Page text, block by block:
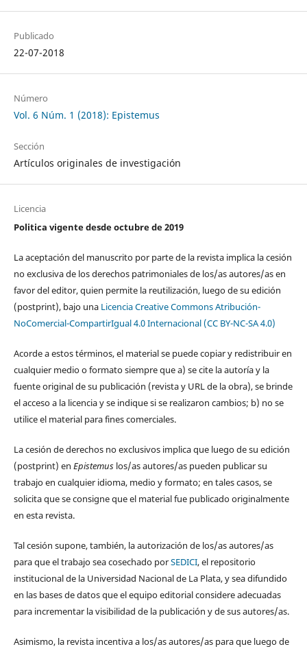
Publicado
22-07-2018
Número
Vol. 6 Núm. 1 (2018): Epistemus
Sección
Artículos originales de investigación
Licencia
Politica vigente desde octubre de 2019
La aceptación del manuscrito por parte de la revista implica la cesión
no exclusiva de los derechos patrimoniales de los/as autores/as en
favor del editor, quien permite la reutilización, luego de su edición
(postprint), bajo una Licencia Creative Commons Atribución-
NoComercial-CompartirIgual 4.0 Internacional (CC BY-NC-SA 4.0)
Acorde a estos términos, el material se puede copiar y redistribuir en
cualquier medio o formato siempre que a) se cite la autoría y la
fuente original de su publicación (revista y URL de la obra), se brinde
el acceso a la licencia y se indique si se realizaron cambios; b) no se
utilice el material para fines comerciales.
La cesión de derechos no exclusivos implica que luego de su edición
(postprint) en Epistemuslos/as autores/as pueden publicar su
trabajo en cualquier idioma, medio y formato; en tales casos, se
solicita que se consigne que el material fue publicado originalmente
en esta revista.
Tal cesión supone, también, la autorización de los/as autores/as
para que el trabajo sea cosechado porSEDICI, el repositorio
institucional de la Universidad Nacional de La Plata, y sea difundido
en las bases de datos que el equipo editorial considere adecuadas
para incrementar la visibilidad de la publicación y de sus autores/as.
Asimismo, la revista incentiva a los/as autores/as para que luego de